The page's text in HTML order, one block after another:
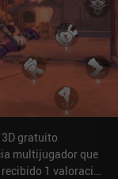
gratuito
multijugador que
1 valoración